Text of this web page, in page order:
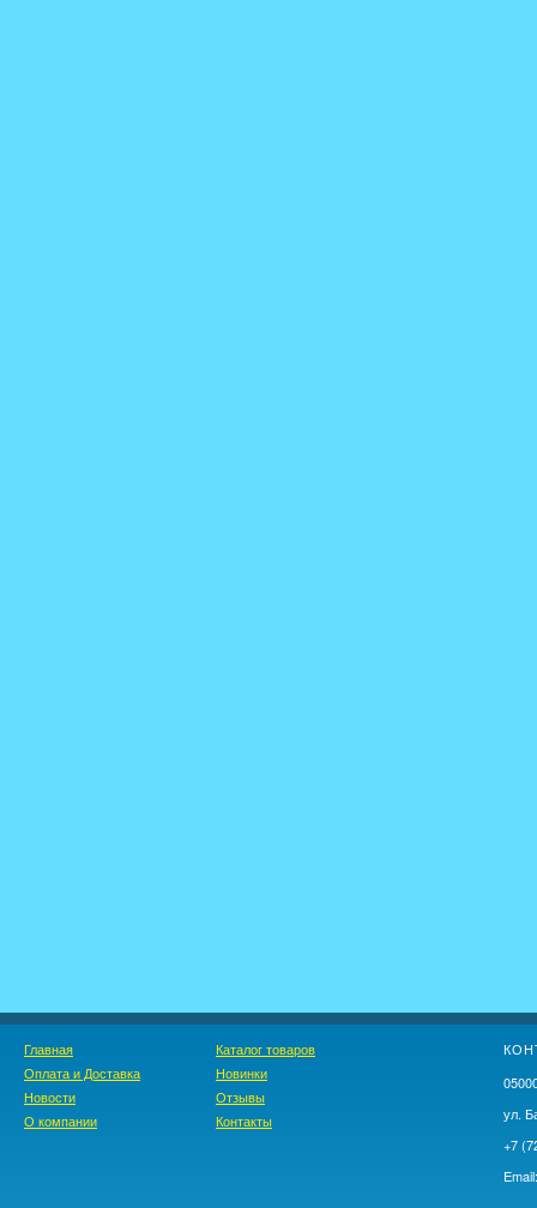
Главная
Оплата и Доставка
Новости
О компании
Каталог товаров
Новинки
Отзывы
Контакты
ул.
+7
Email: